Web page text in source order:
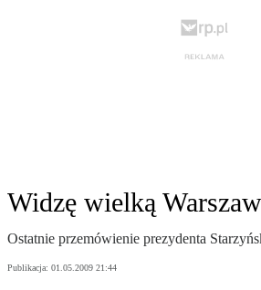
Widzę wielką
Ostatnie przemówienie prezydenta
Publikacja: 01.05.2009 21:44